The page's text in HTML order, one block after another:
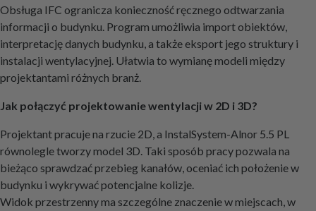
Obsługa IFC ogranicza konieczność ręcznego odtwarzania
informacji o budynku. Program umożliwia import obiektów,
interpretację danych budynku, a także eksport jego struktury i
instalacji wentylacyjnej. Ułatwia to wymianę modeli między
projektantami różnych branż.
Jak połączyć projektowanie wentylacji w 2D i 3D?
Projektant pracuje na rzucie 2D, a InstalSystem-Alnor 5.5 PL
równolegle tworzy model 3D. Taki sposób pracy pozwala na
bieżąco sprawdzać przebieg kanałów, oceniać ich położenie w
budynku i wykrywać potencjalne kolizje.
Widok przestrzenny ma szczególne znaczenie w miejscach, w